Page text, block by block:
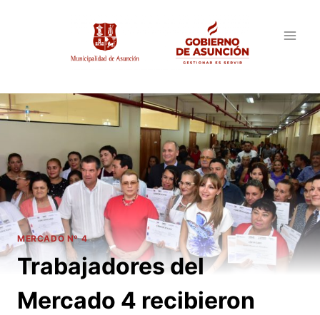
MERCADO Nº 4
Trabajadores del
Mercado 4 recibieron